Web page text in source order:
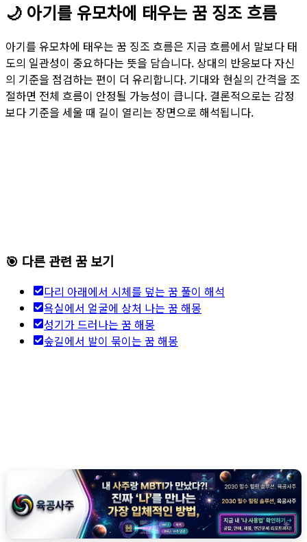
🌙 아기를 유모차에 태우는 꿈 징조 흐름
아기를 유모차에 태우는 꿈 징조 흐름은 지금 흐름에서 말보다 태
도의 일관성이 중요하다는 뜻을 담습니다. 상대의 반응보다 자신
의 기준을 점검하는 편이 더 유리합니다. 기대와 현실의 간격을 조
절하면 전체 흐름이 안정될 가능성이 큽니다. 결론적으로는 감정
보다 기준을 세울 때 길이 열리는 장면으로 해석됩니다.
🎯 다른 관련 꿈 보기
다리 아래에서 시체를 덮는 꿈 풀이 해석
욕실에서 얼굴에 상처 나는 꿈 해몽
성기가 드러나는 꿈 해몽
숲길에서 발이 묶이는 꿈 해몽